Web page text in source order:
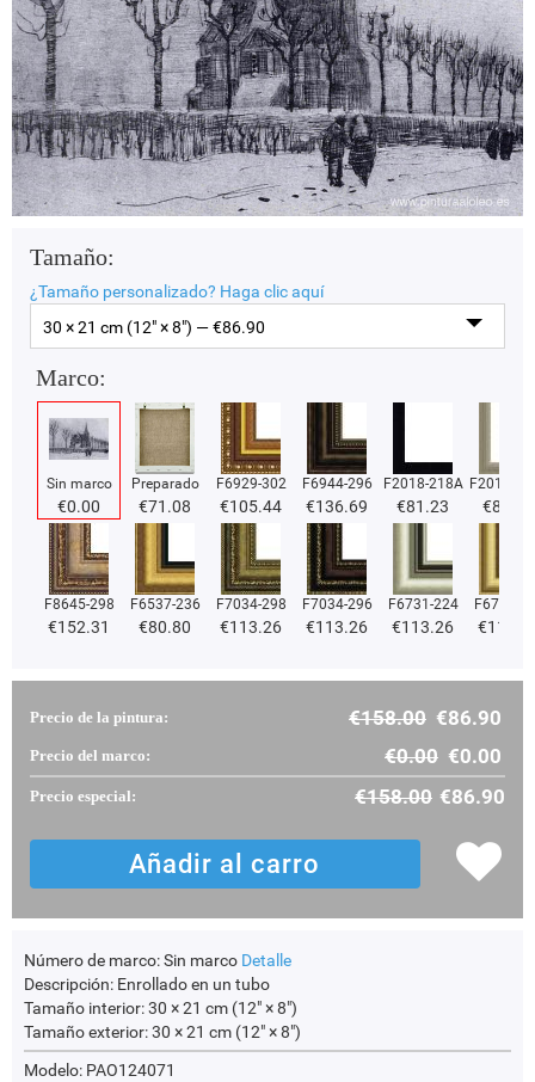
Tamaño:
¿Tamaño personalizado? Haga clic aquí
30 × 21 cm (12" × 8") — €86.90
Marco:
Sin marco
€0.00
Preparado
€71.08
F6929-302
€105.44
F6944-296
€136.69
F2018-218A
€81.23
F2018-
€81.23
F8645-298
€152.31
F6537-236
€80.80
F7034-298
€113.26
F7034-296
€113.26
F6731-224
€113.26
F6731-
€
Precio de la pintura: €158.00 €86.90
Precio del marco: €0.00 €0.00
Precio especial: €158.00 €86.90
Número de marco:Sin marco Detalle
Descripción: Enrollado en un tubo
Tamaño interior:30 × 21 cm (12" × 8")
Tamaño exterior:30 × 21 cm (12" × 8")
Modelo: PAO124071